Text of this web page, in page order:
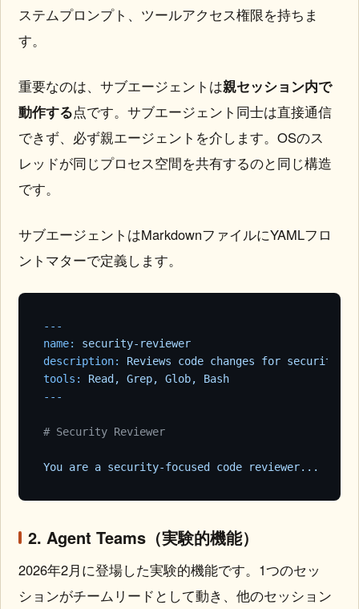
ステムプロンプト、ツールアクセス権限を持ちま
す。
重要なのは、サブエージェントは親セッション内で
動作する点です。サブエージェント同士は直接通信
できず、必ず親エージェントを介します。OSのス
レッドが同じプロセス空間を共有するのと同じ構造
です。
サブエージェントはMarkdownファイルにYAMLフロ
ントマターで定義します。
---
name:
security-reviewer
description:
Reviews code changes for security
tools:
Read, Grep, Glob,
Bash
# Security Reviewer
You are a security-focused code reviewer...
2. Agent Teams（実験的機能）
2026年2月に登場した実験的機能です。1つのセッ
ションがチームリードとして動き、他のセッション